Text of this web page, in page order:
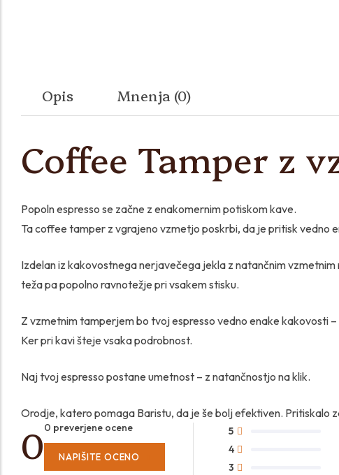
Opis Mnenja (0)
Coffee Tamper z
Popoln espresso se začne z enakomernim potiskom kave.
Ta coffee tamper z vgrajeno vzmetjo poskrbi, da je pritisk vedno
Izdelan iz kakovostnega nerjavečega jekla z natančnim
teža pa popolno ravnotežje pri vsakem stisku.
Z vzmetnim tamperjem bo tvoj espresso vedno enake kakovosti
Ker pri kavi šteje vsaka podrobnost.
Naj tvoj espresso postane umetnost – z natančnostjo na klik.
Orodje, katero pomaga Baristu, da je še bolj efektiven. Pritiskalo
00 preverjene ocene
NAPIŠITE OCENO
3
4
5